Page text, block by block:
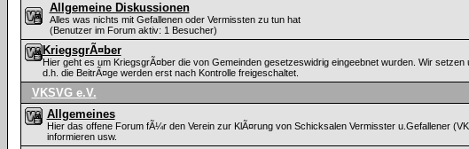
Allgemeine Diskussionen
Alles was nichts mit Gefallenen oder Vermissten zu tun hat
(Benutzer im Forum aktiv: 1 Besucher)
KriegsgrÃ¤ber
Hier geht es um KriegsgrÃ¤ber die von Gemeinden gesetzeswidrig eingeebnet wurden. Wir
d.h. die BeitrÃ¤ge werden erst nach Kontrolle freigeschaltet.
VKSVG e.V.
Allgemeines
Hier das offene Forum fÃ¼r den Verein zur KlÃ¤rung von Schicksalen Vermisster u.Gefallener
informieren usw.